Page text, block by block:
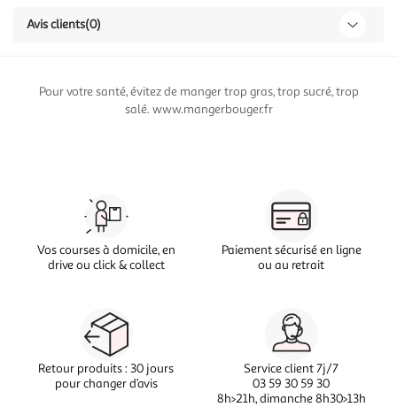
Avis clients(0)
Pour votre santé, évitez de manger trop gras, trop sucré, trop
salé. www.mangerbouger.fr
Vos courses à domicile, en
drive ou click & collect
Paiement sécurisé en ligne
ou au retrait
Retour produits : 30 jours
pour changer d’avis
Service client 7j/7
03 59 30 59 30
8h>21h, dimanche 8h30>13h